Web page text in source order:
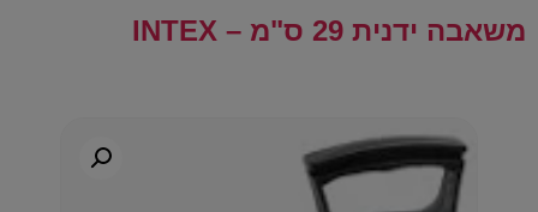
משאבה ידנית 29 ס"מ – INTEX